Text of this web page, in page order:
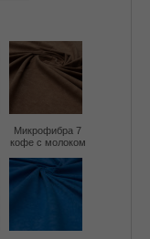
Микрофибра 7
кофе с молоком